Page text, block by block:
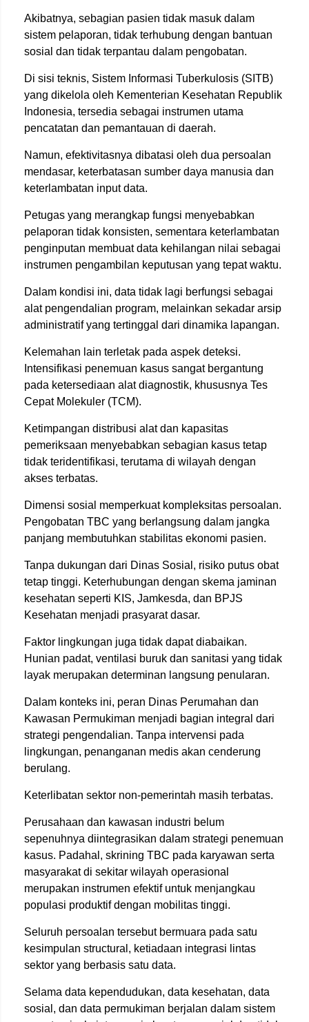
Akibatnya, sebagian pasien tidak masuk dalam
sistem pelaporan, tidak terhubung dengan bantuan
sosial dan tidak terpantau dalam pengobatan.
Di sisi teknis, Sistem Informasi Tuberkulosis (SITB)
yang dikelola oleh Kementerian Kesehatan Republik
Indonesia, tersedia sebagai instrumen utama
pencatatan dan pemantauan di daerah.
Namun, efektivitasnya dibatasi oleh dua persoalan
mendasar, keterbatasan sumber daya manusia dan
keterlambatan input data.
Petugas yang merangkap fungsi menyebabkan
pelaporan tidak konsisten, sementara keterlambatan
penginputan membuat data kehilangan nilai sebagai
instrumen pengambilan keputusan yang tepat waktu.
Dalam kondisi ini, data tidak lagi berfungsi sebagai
alat pengendalian program, melainkan sekadar arsip
administratif yang tertinggal dari dinamika lapangan.
Kelemahan lain terletak pada aspek deteksi.
Intensifikasi penemuan kasus sangat bergantung
pada ketersediaan alat diagnostik, khususnya Tes
Cepat Molekuler (TCM).
Ketimpangan distribusi alat dan kapasitas
pemeriksaan menyebabkan sebagian kasus tetap
tidak teridentifikasi, terutama di wilayah dengan
akses terbatas.
Dimensi sosial memperkuat kompleksitas persoalan.
Pengobatan TBC yang berlangsung dalam jangka
panjang membutuhkan stabilitas ekonomi pasien.
Tanpa dukungan dari Dinas Sosial, risiko putus obat
tetap tinggi. Keterhubungan dengan skema jaminan
kesehatan seperti KIS, Jamkesda, dan BPJS
Kesehatan menjadi prasyarat dasar.
Faktor lingkungan juga tidak dapat diabaikan.
Hunian padat, ventilasi buruk dan sanitasi yang tidak
layak merupakan determinan langsung penularan.
Dalam konteks ini, peran Dinas Perumahan dan
Kawasan Permukiman menjadi bagian integral dari
strategi pengendalian. Tanpa intervensi pada
lingkungan, penanganan medis akan cenderung
berulang.
Keterlibatan sektor non-pemerintah masih terbatas.
Perusahaan dan kawasan industri belum
sepenuhnya diintegrasikan dalam strategi penemuan
kasus. Padahal, skrining TBC pada karyawan serta
masyarakat di sekitar wilayah operasional
merupakan instrumen efektif untuk menjangkau
populasi produktif dengan mobilitas tinggi.
Seluruh persoalan tersebut bermuara pada satu
kesimpulan structural, ketiadaan integrasi lintas
sektor yang berbasis satu data.
Selama data kependudukan, data kesehatan, data
sosial, dan data permukiman berjalan dalam sistem